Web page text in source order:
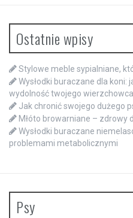
Ostatnie wpisy
Stylowe meble sypialniane,
Wysłodki buraczane dla koni:
wydolność twojego wierzchowca
Jak chronić swojego dużego
Młóto browarniane – zdrowy
Wysłodki buraczane
problemami metabolicznymi
Psy